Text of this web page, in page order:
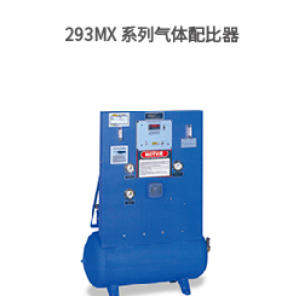
293MX 系列气体配比器